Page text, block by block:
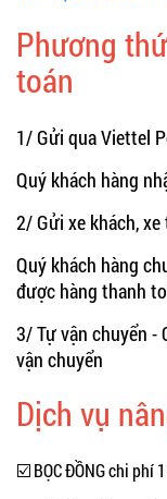
Phương
toán
1/ Gửi qua Viettel
Quý khách hàng
2/ Gửi xe khách, xe
Quý khách hàng
được hàng thanh
3/ Tự vận chuyển -
vận chuyển
Dịch vụ
☑️ BỌC ĐỒNG chi phí